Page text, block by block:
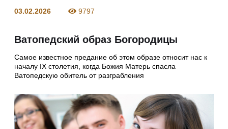
03.02.2026 9797
Ватопедский образ Богородицы
Самое известное предание об этом образе относит нас к
началу IX столетия, когда Божия Матерь спасла
Ватопедскую обитель от разграбления